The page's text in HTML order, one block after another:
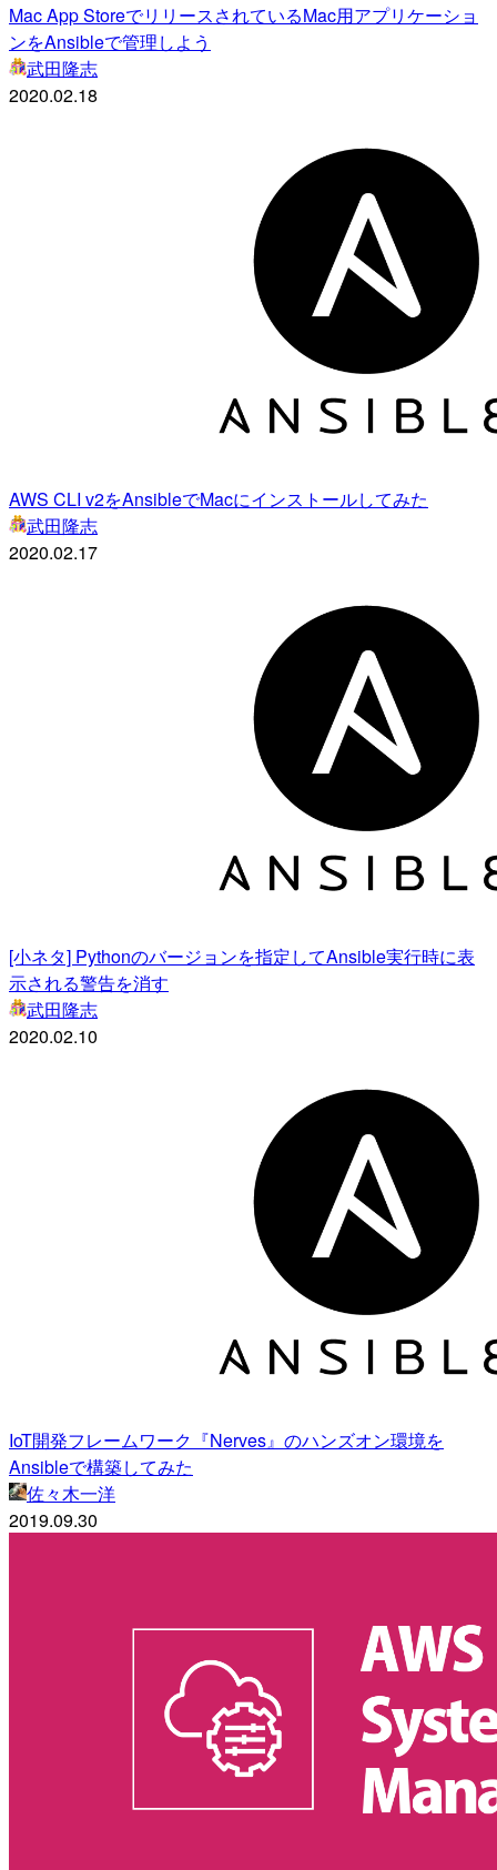
Mac App StoreでリリースされているMac用アプリケーショ
ンをAnsibleで管理しよう
武田隆志
2020.02.18
AWS CLI v2をAnsibleでMacにインストールしてみた
武田隆志
2020.02.17
[小ネタ] Pythonのバージョンを指定してAnsible実行時に表
示される警告を消す
武田隆志
2020.02.10
IoT開発フレームワーク『Nerves』のハンズオン環境を
Ansibleで構築してみた
佐々木一洋
2019.09.30